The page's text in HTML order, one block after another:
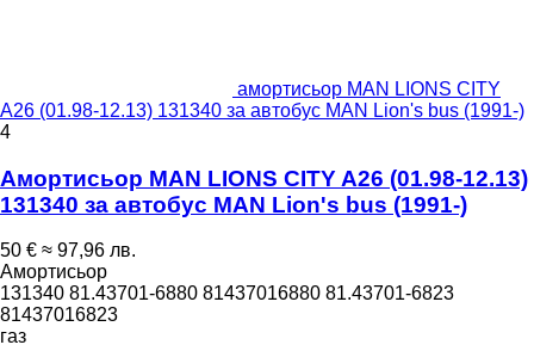
амортисьор MAN LIONS CITY
A26 (01.98-12.13) 131340 за автобус MAN Lion's bus (1991-)
4
Амортисьор MAN LIONS CITY A26 (01.98-12.13)
131340 за автобус MAN Lion's bus (1991-)
50 € ≈ 97,96 лв.
Амортисьор
131340 81.43701-6880 81437016880 81.43701-6823
81437016823
газ